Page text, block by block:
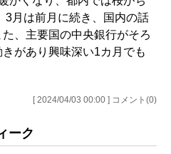
3月は前月に続き、国内の話
、主要国の中央銀行がそろ
があり興味深い1カ月でも
[ 2024/04/03 00:00 ] コメント(0)
ーク